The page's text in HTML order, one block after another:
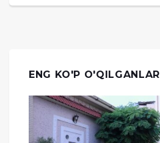
ENG KO'P O'QILGANLAR